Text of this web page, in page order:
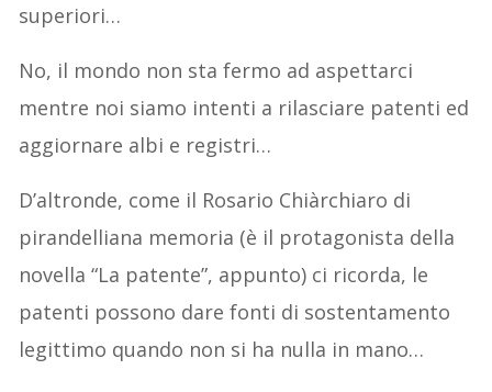
superiori…
No, il mondo non sta fermo ad aspettarci
mentre noi siamo intenti a rilasciare patenti ed
aggiornare albi e registri…
D’altronde, come il Rosario Chiàrchiaro di
pirandelliana memoria (è il protagonista della
novella “La patente”, appunto) ci ricorda, le
patenti possono dare fonti di sostentamento
legittimo quando non si ha nulla in mano…